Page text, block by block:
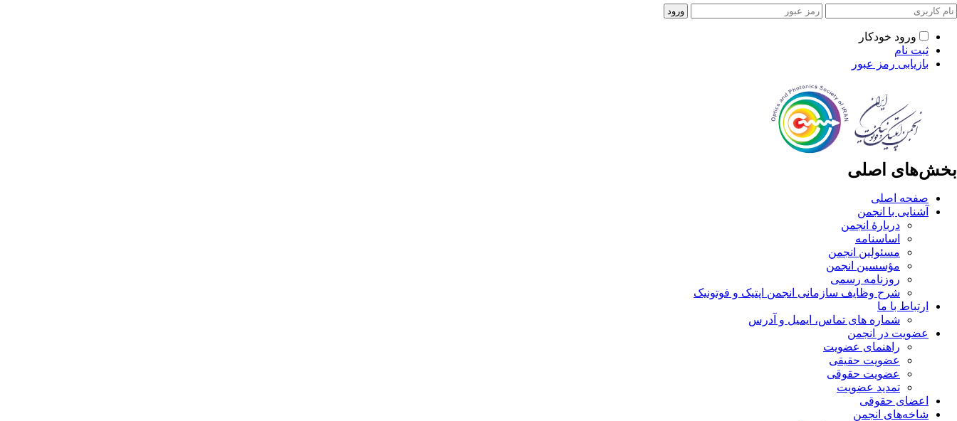
ورود خودکار
ثبت نام
بازیابی رمز عبور
بخش‌های اصلی
صفحه اصلی
آشنایی با انجمن
دربارۀ انجمن
اساسنامه
مسئولین انجمن
مؤسسین انجمن
روزنامه رسمی
شرح وظایف سازمانی انجمن اپتیک و فوتونیک
ارتباط با ما
شماره های تماس، ایمیل و آدرس
عضویت در انجمن
راهنمای عضویت
عضویت حقیقی
عضویت حقوقی
تمدید عضویت
اعضای حقوقی
شاخه‌های انجمن